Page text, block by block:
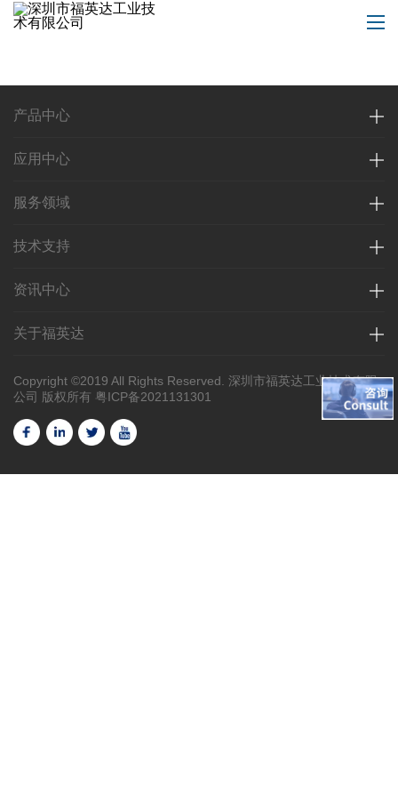
产品中心
应用中心
服务领域
技术支持
资讯中心
关于福英达
Copyright ©2019 All Rights Reserved. 深圳市福英达工业技术有限
公司 版权所有 粤ICP备2021131301